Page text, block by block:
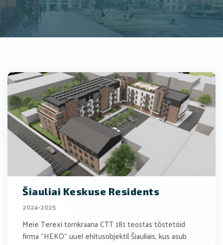
Šiauliai Keskuse Residents
2024-2025
Meie Terexi tornkraana CTT 181 teostas tõstetöid
firma "HEKO" uuel ehitusobjektil Šiauliais, kus asub